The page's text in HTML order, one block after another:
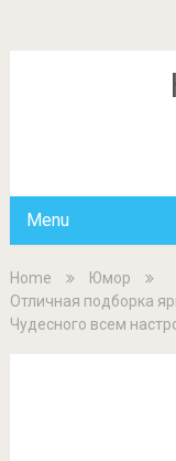
Menu
Home
Юмор
Отличная подборка
Чудесного всем